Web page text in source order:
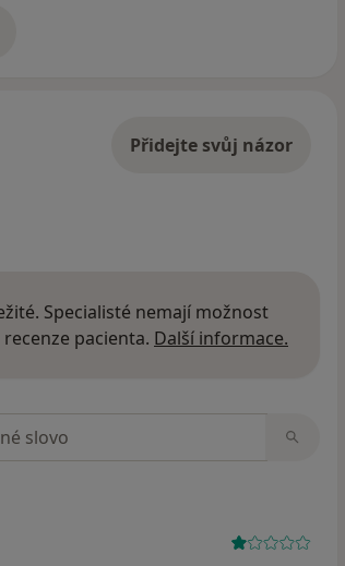
Přidejte svůj názor
Specialisté nemají možnost
pacienta. Další informace.